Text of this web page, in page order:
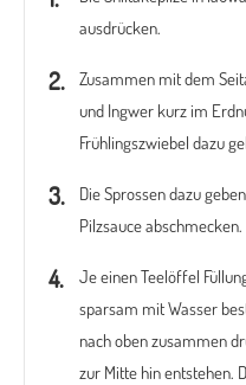
ausdrücken.
Zusammen mit dem
und Ingwer kurz im
Frühlingszwiebel dazu
Die Sprossen dazu
Pilzsauce abschmecken.
Je einen Teelöffel
sparsam mit Wasser
nach oben zusammen
zur Mitte hin entstehen.